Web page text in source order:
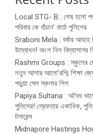
Local STG- B : শেষ হলো পথ
পরিবার কে বাঁচান’ বার্তা পুলিশের
Sraboni Mela : বর্ষার আবহে
উদ্বোধন! অংশ নিল বিদ্যাসাগর
Rashmi Groups : স্কুলের
নতুন আশার আলো’রশ্মি শিক্ষা
পড়ুয়া পেল স্কলার শিপ
Papiya Sultana : অবৈধ ভাবে
পুলিশের! গ্রেফতার একাধিক,
টলারেন্স
Midnapore Hastings